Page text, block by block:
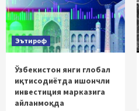
Эътироф
Ўзбекистон янги глобал
иқтисодиётда ишончли
инвестиция марказига
айланмоқда